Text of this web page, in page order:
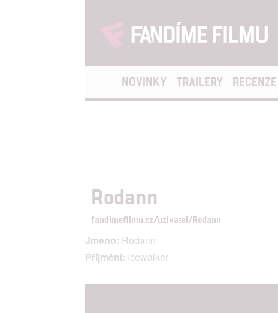
NOVINKY TRAILERY RECENZE
Rodann
fandimefilmu.cz/uzivatel/Rodann
Jmeno: Rodann
Příjmění: Icewalker